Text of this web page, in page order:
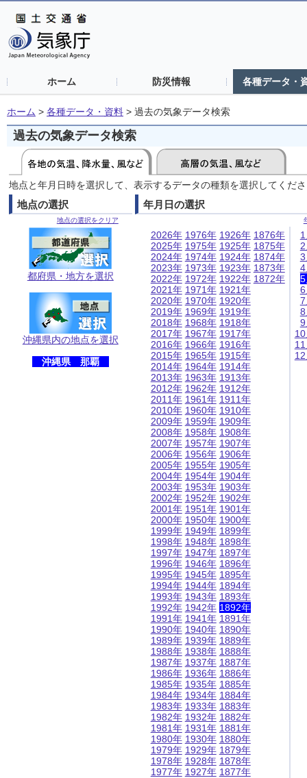
ホーム 防災情報 各種データ・
ホーム > 各種データ・資料 > 過去の気象データ検索
過去の気象データ検索
地点と年月日時を選択して、表示するデータの種類を選択してくだ
地点の選択
地点の選択をクリア
都府県・地方を選択
沖縄県内の地点を選択
沖縄県 那覇
年月日の選択
2026年
2025年
2024年
2023年
2022年
2021年
2020年
2019年
2018年
2017年
2016年
2015年
2014年
2013年
2012年
2011年
2010年
2009年
2008年
2007年
2006年
2005年
2004年
2003年
2002年
2001年
2000年
1999年
1998年
1997年
1996年
1995年
1994年
1993年
1992年
1991年
1990年
1989年
1988年
1987年
1986年
1985年
1984年
1983年
1982年
1981年
1980年
1979年
1978年
1977年
1976年
1975年
1974年
1973年
1972年
1971年
1970年
1969年
1968年
1967年
1966年
1965年
1964年
1963年
1962年
1961年
1960年
1959年
1958年
1957年
1956年
1955年
1954年
1953年
1952年
1951年
1950年
1949年
1948年
1947年
1946年
1945年
1944年
1943年
1942年
1941年
1940年
1939年
1938年
1937年
1936年
1935年
1934年
1933年
1932年
1931年
1930年
1929年
1928年
1927年
1926年
1925年
1924年
1923年
1922年
1921年
1920年
1919年
1918年
1917年
1916年
1915年
1914年
1913年
1912年
1911年
1910年
1909年
1908年
1907年
1906年
1905年
1904年
1903年
1902年
1901年
1900年
1899年
1898年
1897年
1896年
1895年
1894年
1893年
1892年
1891年
1890年
1889年
1888年
1887年
1886年
1885年
1884年
1883年
1882年
1881年
1880年
1879年
1878年
1877年
1876年
1875年
1874年
1873年
1872年